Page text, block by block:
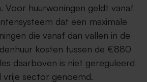
Voor huurwoningen geldt vanaf
dat een maximale
die vanaf dan vallen in de
kosten tussen de €880
daarboven is niet gereguleerd
sector genoemd.